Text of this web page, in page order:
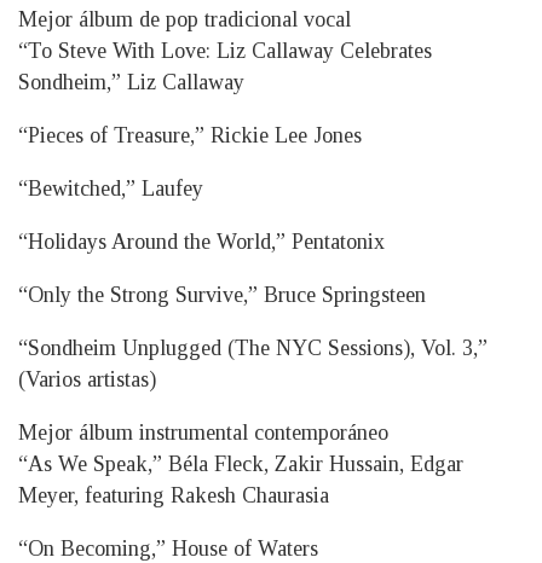
Mejor álbum de pop tradicional vocal
“To Steve With Love: Liz Callaway Celebrates
Sondheim,” Liz Callaway
“Pieces of Treasure,” Rickie Lee Jones
“Bewitched,” Laufey
“Holidays Around the World,” Pentatonix
“Only the Strong Survive,” Bruce Springsteen
“Sondheim Unplugged (The NYC Sessions), Vol. 3,”
(Varios artistas)
Mejor álbum instrumental contemporáneo
“As We Speak,” Béla Fleck, Zakir Hussain, Edgar
Meyer, featuring Rakesh Chaurasia
“On Becoming,” House of Waters